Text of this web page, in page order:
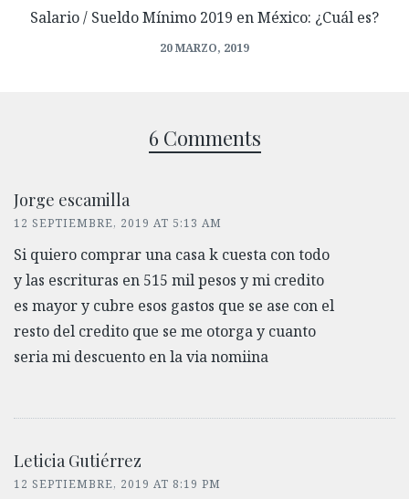
Salario / Sueldo Mínimo 2019 en México: ¿Cuál es?
20 MARZO, 2019
6 Comments
Jorge escamilla
12 SEPTIEMBRE, 2019 AT 5:13 AM
Si quiero comprar una casa k cuesta con todo
y las escrituras en 515 mil pesos y mi credito
es mayor y cubre esos gastos que se ase con el
resto del credito que se me otorga y cuanto
seria mi descuento en la via nomiina
Leticia Gutiérrez
12 SEPTIEMBRE, 2019 AT 8:19 PM